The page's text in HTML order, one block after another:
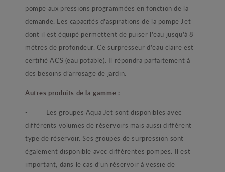
pompe aux pressions programmées en fonction de la
demande. Les capacités d’aspirations de la pompe Jet
dont il est équipé permettent de puiser l’eau jusqu’à 8
mètres de profondeur. Ce surpresseur d’eau claire est
certifié ACS (eau potable). Il répondra parfaitement à
des besoins d’arrosage de jardin.
Autres produits de la gamme :
- Les groupes Aqua Jet sont disponibles avec
différents volumes de réservoirs mais aussi différent
type de réservoir. Ses groupes de surpression sont
également disponible avec différentes pompes. Il est
important, dans le cas d’un réservoir à vessie de